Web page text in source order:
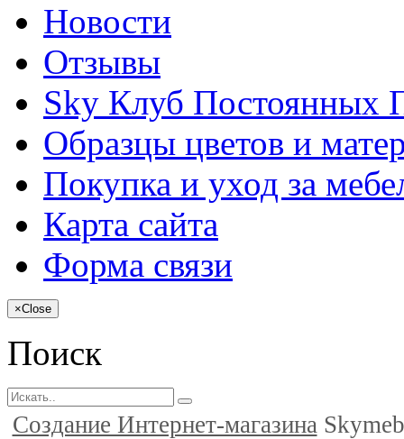
Новости
Отзывы
Sky Клуб Постоянных
Образцы цветов и
Покупка и уход за
Карта сайта
Форма связи
×Close
Поиск
Создание Интернет-магазина